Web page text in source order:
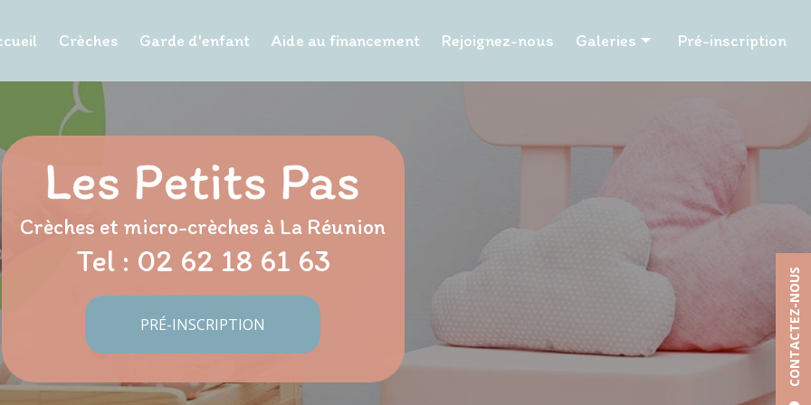
CONTACTEZ-NOUS
Crèches Garde d'enfant Aide au financement Rejoignez-nous Galeries
Les P'tits Papangues
Les P'tits Papillons
Les Petits Pinpins
Pré-inscription
Crèches et micro-crèches à La Réunion
Tel : 02 62 18 61 63
PRÉ-INSCRIPTION